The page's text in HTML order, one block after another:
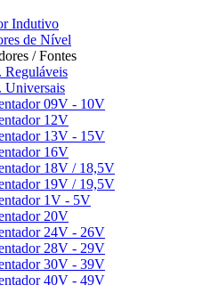
Indutivo
de Nível
/ Fontes
Reguláveis
Universais
09V - 10V
12V
13V - 15V
16V
18V / 18,5V
19V / 19,5V
1V - 5V
20V
24V - 26V
28V - 29V
30V - 39V
40V - 49V